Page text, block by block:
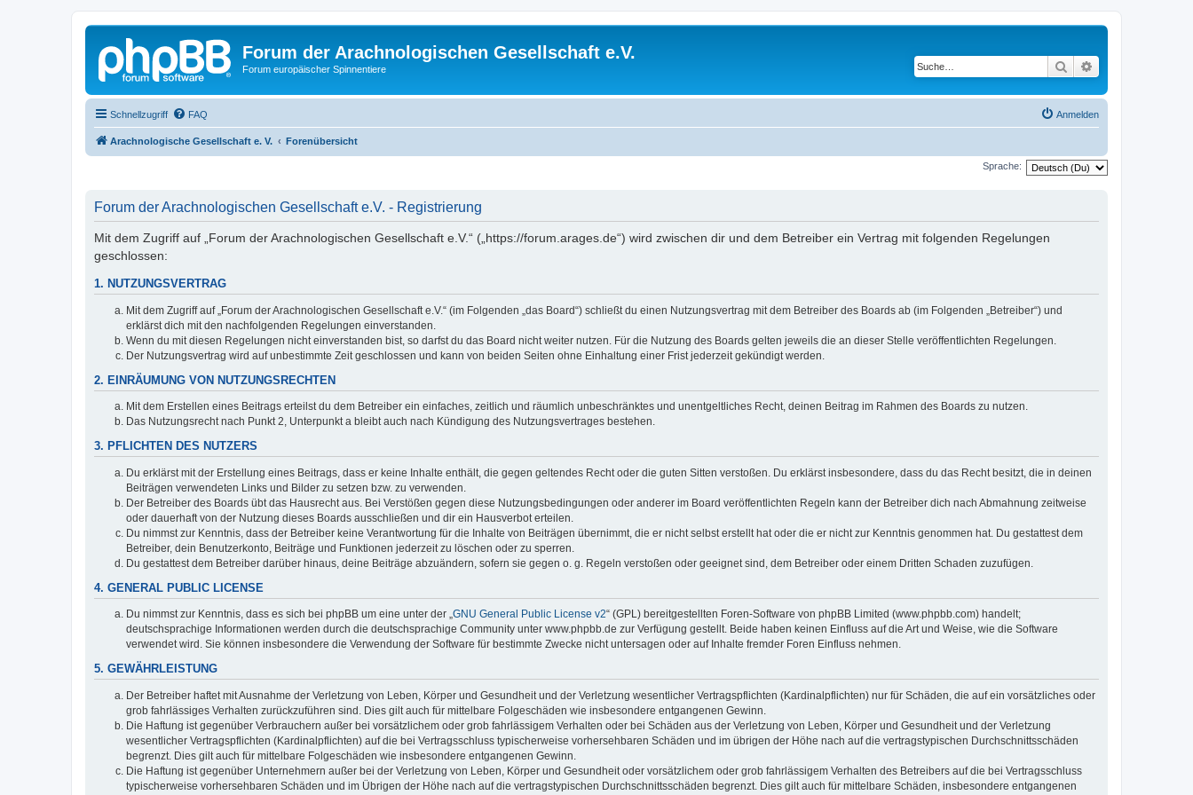
Forum der Arachnologischen Gesellschaft e.V.
Forum europäischer Spinnentiere Suche
Schnellzugriff FAQ Anmelden
Arachnologische Gesellschaft e. V. Forenübersicht
Sprache:
Forum der Arachnologischen Gesellschaft e.V. - Registrierung
Mit dem Zugriff auf „Forum der Arachnologischen Gesellschaft e.V.“ („https://forum.arages.de“) wird zwischen dir und dem Betreiber ein Vertrag mit folgenden Regelungen
geschlossen:
1. NUTZUNGSVERTRAG
Mit dem Zugriff auf „Forum der Arachnologischen Gesellschaft e.V.“ (im Folgenden „das Board“) schließt du einen Nutzungsvertrag mit dem Betreiber des Boards ab (im Folgenden „Betreiber“) und
erklärst dich mit den nachfolgenden Regelungen einverstanden.
Wenn du mit diesen Regelungen nicht einverstanden bist, so darfst du das Board nicht weiter nutzen. Für die Nutzung des Boards gelten jeweils die an dieser Stelle veröffentlichten Regelungen.
Der Nutzungsvertrag wird auf unbestimmte Zeit geschlossen und kann von beiden Seiten ohne Einhaltung einer Frist jederzeit gekündigt werden.
2. EINRÄUMUNG VON NUTZUNGSRECHTEN
Mit dem Erstellen eines Beitrags erteilst du dem Betreiber ein einfaches, zeitlich und räumlich unbeschränktes und unentgeltliches Recht, deinen Beitrag im Rahmen des Boards zu nutzen.
Das Nutzungsrecht nach Punkt 2, Unterpunkt a bleibt auch nach Kündigung des Nutzungsvertrages bestehen.
3. PFLICHTEN DES NUTZERS
Du erklärst mit der Erstellung eines Beitrags, dass er keine Inhalte enthält, die gegen geltendes Recht oder die guten Sitten verstoßen. Du erklärst insbesondere, dass du das Recht besitzt, die in deinen
Beiträgen verwendeten Links und Bilder zu setzen bzw. zu verwenden.
Der Betreiber des Boards übt das Hausrecht aus. Bei Verstößen gegen diese Nutzungsbedingungen oder anderer im Board veröffentlichten Regeln kann der Betreiber dich nach Abmahnung zeitweise
oder dauerhaft von der Nutzung dieses Boards ausschließen und dir ein Hausverbot erteilen.
Du nimmst zur Kenntnis, dass der Betreiber keine Verantwortung für die Inhalte von Beiträgen übernimmt, die er nicht selbst erstellt hat oder die er nicht zur Kenntnis genommen hat. Du gestattest dem
Betreiber, dein Benutzerkonto, Beiträge und Funktionen jederzeit zu löschen oder zu sperren.
Du gestattest dem Betreiber darüber hinaus, deine Beiträge abzuändern, sofern sie gegen o. g. Regeln verstoßen oder geeignet sind, dem Betreiber oder einem Dritten Schaden zuzufügen.
4. GENERAL PUBLIC LICENSE
Du nimmst zur Kenntnis, dass es sich bei phpBB um eine unter der „GNU General Public License v2“ (GPL) bereitgestellten Foren-Software von phpBB Limited (www.phpbb.com) handelt;
deutschsprachige Informationen werden durch die deutschsprachige Community unter www.phpbb.de zur Verfügung gestellt. Beide haben keinen Einfluss auf die Art und Weise, wie die Software
verwendet wird. Sie können insbesondere die Verwendung der Software für bestimmte Zwecke nicht untersagen oder auf Inhalte fremder Foren Einfluss nehmen.
5. GEWÄHRLEISTUNG
Der Betreiber haftet mit Ausnahme der Verletzung von Leben, Körper und Gesundheit und der Verletzung wesentlicher Vertragspflichten (Kardinalpflichten) nur für Schäden, die auf ein vorsätzliches oder
grob fahrlässiges Verhalten zurückzuführen sind. Dies gilt auch für mittelbare Folgeschäden wie insbesondere entgangenen Gewinn.
Die Haftung ist gegenüber Verbrauchern außer bei vorsätzlichem oder grob fahrlässigem Verhalten oder bei Schäden aus der Verletzung von Leben, Körper und Gesundheit und der Verletzung
wesentlicher Vertragspflichten (Kardinalpflichten) auf die bei Vertragsschluss typischerweise vorhersehbaren Schäden und im übrigen der Höhe nach auf die vertragstypischen Durchschnittsschäden
begrenzt. Dies gilt auch für mittelbare Folgeschäden wie insbesondere entgangenen Gewinn.
Die Haftung ist gegenüber Unternehmern außer bei der Verletzung von Leben, Körper und Gesundheit oder vorsätzlichem oder grob fahrlässigem Verhalten des Betreibers auf die bei Vertragsschluss
typischerweise vorhersehbaren Schäden und im Übrigen der Höhe nach auf die vertragstypischen Durchschnittsschäden begrenzt. Dies gilt auch für mittelbare Schäden, insbesondere entgangenen